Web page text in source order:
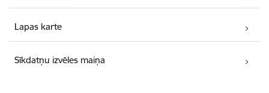
Lapas karte
Sīkdatņu izvēles maiņa